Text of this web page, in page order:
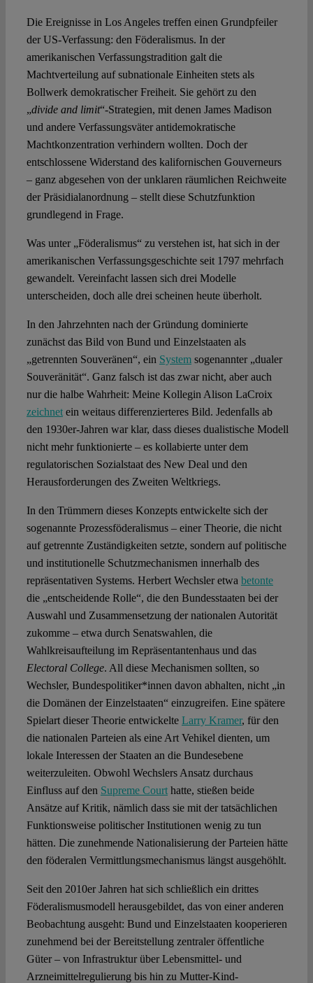
Die Ereignisse in Los Angeles treffen einen Grundpfeiler
der US-Verfassung: den Föderalismus. In der
amerikanischen Verfassungstradition galt die
Machtverteilung auf subnationale Einheiten stets als
Bollwerk demokratischer Freiheit. Sie gehört zu den
„divide and limit“-Strategien, mit denen James Madison
und andere Verfassungsväter antidemokratische
Machtkonzentration verhindern wollten. Doch der
entschlossene Widerstand des kalifornischen Gouverneurs
– ganz abgesehen von der unklaren räumlichen Reichweite
der Präsidialanordnung – stellt diese Schutzfunktion
grundlegend in Frage.
Was unter „Föderalismus“ zu verstehen ist, hat sich in der
amerikanischen Verfassungsgeschichte seit 1797 mehrfach
gewandelt. Vereinfacht lassen sich drei Modelle
unterscheiden, doch alle drei scheinen heute überholt.
In den Jahrzehnten nach der Gründung dominierte
zunächst das Bild von Bund und Einzelstaaten als
„getrennten Souveränen“, ein Systemsogenannter „dualer
Souveränität“. Ganz falsch ist das zwar nicht, aber auch
nur die halbe Wahrheit: Meine Kollegin Alison LaCroix
zeichnetein weitaus differenzierteres Bild. Jedenfalls ab
den 1930er-Jahren war klar, dass dieses dualistische Modell
nicht mehr funktionierte – es kollabierte unter dem
regulatorischen Sozialstaat des New Deal und den
Herausforderungen des Zweiten Weltkriegs.
In den Trümmern dieses Konzepts entwickelte sich der
sogenannte Prozessföderalismus – einer Theorie, die nicht
auf getrennte Zuständigkeiten setzte, sondern auf politische
und institutionelle Schutzmechanismen innerhalb des
repräsentativen Systems. Herbert Wechsler etwa betonte
die „entscheidende Rolle“, die den Bundesstaaten bei der
Auswahl und Zusammensetzung der nationalen Autorität
zukomme – etwa durch Senatswahlen, die
Wahlkreisaufteilung im Repräsentantenhaus und das
Electoral College. All diese Mechanismen sollten, so
Wechsler, Bundespolitiker*innen davon abhalten, nicht „in
die Domänen der Einzelstaaten“ einzugreifen. Eine spätere
Spielart dieser Theorie entwickelte Larry Kramer, für den
die nationalen Parteien als eine Art Vehikel dienten, um
lokale Interessen der Staaten an die Bundesebene
weiterzuleiten. Obwohl Wechslers Ansatz durchaus
Einfluss auf den Supreme Courthatte, stießen beide
Ansätze auf Kritik, nämlich dass sie mit der tatsächlichen
Funktionsweise politischer Institutionen wenig zu tun
hätten. Die zunehmende Nationalisierung der Parteien hätte
den föderalen Vermittlungsmechanismus längst ausgehöhlt.
Seit den 2010er Jahren hat sich schließlich ein drittes
Föderalismusmodell herausgebildet, das von einer anderen
Beobachtung ausgeht: Bund und Einzelstaaten kooperieren
zunehmend bei der Bereitstellung zentraler öffentliche
Güter – von Infrastruktur über Lebensmittel- und
Arzneimittelregulierung bis hin zu Mutter-Kind-